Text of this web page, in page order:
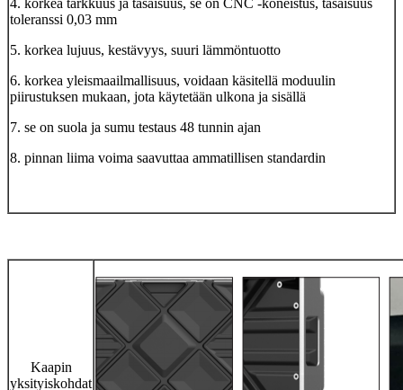
4. korkea tarkkuus ja tasaisuus, se on CNC -koneistus, tasaisuus
toleranssi 0,03 mm
5. korkea lujuus, kestävyys, suuri lämmöntuotto
6. korkea yleismaailmallisuus, voidaan käsitellä moduulin
piirustuksen mukaan, jota käytetään ulkona ja sisällä
7. se on suola ja sumu testaus 48 tunnin ajan
8. pinnan liima voima saavuttaa ammatillisen standardin
Kaapin
yksityiskohdat